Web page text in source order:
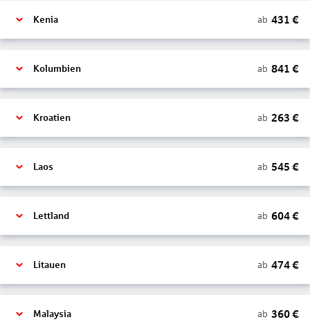
Kenia ab 431 €
Kolumbien ab 841 €
Kroatien ab 263 €
Laos ab 545 €
Lettland ab 604€
Litauen ab 474€
Malaysia ab 360€